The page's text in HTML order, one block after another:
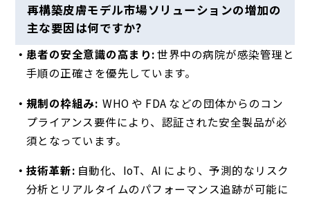
再構築皮膚モデル市場ソリューションの増加の
主な要因は何ですか?
患者の安全意識の高まり:世界中の病院が感染管理と
手順の正確さを優先しています。
規制の枠組み: WHO や FDA などの団体からのコン
プライアンス要件により、認証された安全製品が必
須となっています。
技術革新: 自動化、IoT、AI により、予測的なリスク
分析とリアルタイムのパフォーマンス追跡が可能に